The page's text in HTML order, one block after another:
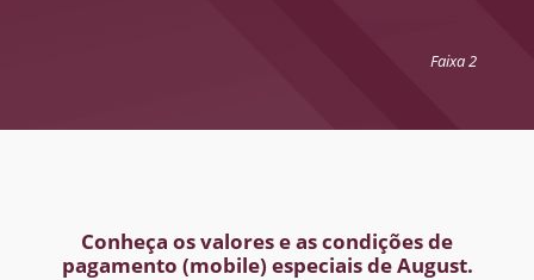
Faixa 2
Conheça os valores e as condições de
pagamento (mobile) especiais de August.